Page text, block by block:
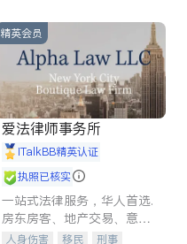
商铺租售
精英会员
爱法律师事务所
iTalkBB精英认证
执照已核实
一站式法律服务，华人首选.
房东房客、地产交易、意外
伤害、车祸重伤、商业诉
人身伤害 移民
刑事